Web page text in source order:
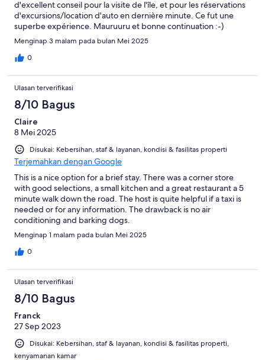
d'excellent conseil pour la visite de l'île, et pour les réservations
d'excursions/location d'auto en dernière minute. Ce fut une
superbe expérience. Mauruuru et bonne continuation :-)
Menginap 3 malam pada bulan Mei 2025
0
Ulasan terverifikasi
8/10 Bagus
Claire
8 Mei 2025
Disukai: Kebersihan, staf & layanan, kondisi & fasilitas properti
Terjemahkan dengan Google
This is a nice option for a brief stay. There was a corner store
with good selections, a small kitchen and a great restaurant a 5
minute walk down the road. The host is quite helpful if a taxi is
needed or for any information. The drawback is no air
conditioning and barking dogs.
Menginap 1 malam pada bulan Mei 2025
0
Ulasan terverifikasi
8/10 Bagus
Franck
27 Sep 2023
Disukai: Kebersihan, staf & layanan, kondisi & fasilitas properti,
kenyamanan kamar